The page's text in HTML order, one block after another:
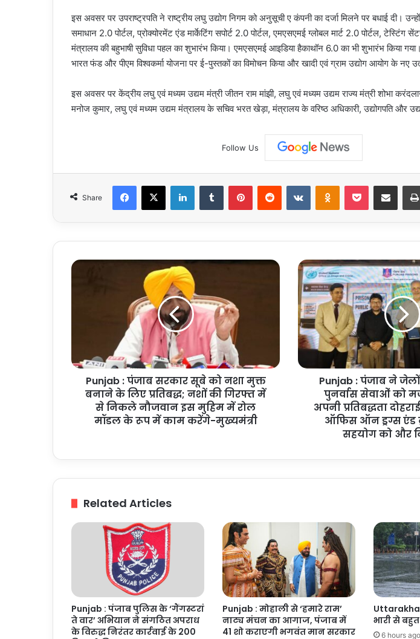
इस अवसर पर उपराष्ट्रपति ने राष्ट्रीय लघु उद्योग निगम को अनुसूची ए कंपनी का दर्जा मिलने पर बधाई दी।
समाधान 2.0 पोर्टल, प्रोक्योरमेंट एंड मार्केटिंग सपोर्ट 2.0 पोर्टल, एमएसएमई ग्लोबल मार्ट 2.0 पोर्टल, टेस्टिंग
मंत्रालय की बहुभाषी सुविधा पहल का शुभारंभ किया। एमएसएमई आइडिया हैकाथॉन 6.0 का भी शुभारंभ किया
भारत फंड और पीएम विश्वकर्मा योजना पर ई-पुस्तकों का विमोचन किया और खादी एवं ग्राम उद्योग आयोग के नए
इस अवसर पर केंद्रीय लघु एवं मध्यम उद्यम मंत्री जीतन राम मांझी, लघु एवं मध्यम उद्यम राज्य मंत्री शोभा
मनोज कुमार, लघु एवं मध्यम उद्यम मंत्रालय के सचिव भरत खेड़ा, मंत्रालय के वरिष्ठ अधिकारी, उद्योगपति और
Follow Us
Share
Facebook
X LinkedInTumblr PinterestReddit VKontakteOdnoklassniki
Pocket Share via Email
Punjab
बनाने
निकले
इस
में
में
काम
करेंगे-
मुख्यमंत्री
Punjab : पंजाब सरकार सूबे को नशा मुक्त
बनाने के लिए प्रतिबद्ध; नशों की गिरफ्त में
से निकले नौजवान इस मुहिम में रोल
मॉडल के रूप में काम करेंगे-मुख्यमंत्री
Punjab
पंजाब
ने
जेलों
में
स्वास्थ्य
पुनर्वास
मजबूत
यूनाइटेड
एंड
क्राइम
के
साथ
सहयोग
को
और
किया
Punjab : पंजाब ने
पुनर्वास सेवाओं को
अपनी प्रतिबद्धता
ऑफिस ऑन ड्रग्स एंड
सहयोग को और
Related Articles
Punjab : पंजाब पुलिस के ‘गैंगस्टरां
ते वार’ अभियान ने संगठित अपराध
के विरुद्ध निरंतर कार्रवाई के 200
Punjab : मोहाली से ‘हमारे राम’
नाट्य मंचन का आगाज, पंजाब में
41 शो कराएगी भगवंत मान सरकार
भारी से बहुत
6 hours ago